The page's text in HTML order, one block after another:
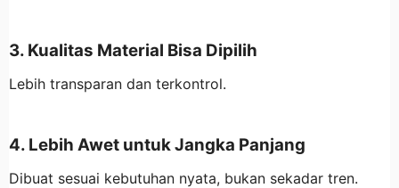
3. Kualitas Material Bisa Dipilih
Lebih transparan dan terkontrol.
4. Lebih Awet untuk Jangka Panjang
Dibuat sesuai kebutuhan nyata, bukan sekadar tren.